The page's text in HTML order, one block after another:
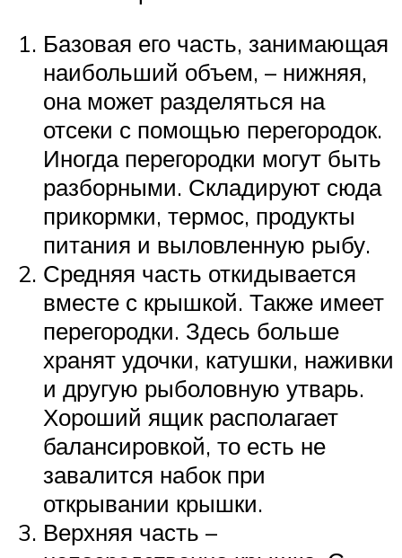
Базовая его часть, занимающая
наибольший объем, – нижняя,
она может разделяться на
отсеки с помощью перегородок.
Иногда перегородки могут быть
разборными. Складируют сюда
прикормки, термос, продукты
питания и выловленную рыбу.
Средняя часть откидывается
вместе с крышкой. Также имеет
перегородки. Здесь больше
хранят удочки, катушки, наживки
и другую рыболовную утварь.
Хороший ящик располагает
балансировкой, то есть не
завалится набок при
открывании крышки.
Верхняя часть –